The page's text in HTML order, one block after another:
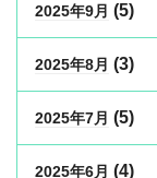
2025年9月 (5)
2025年8月 (3)
2025年7月 (5)
2025年6月 (4)